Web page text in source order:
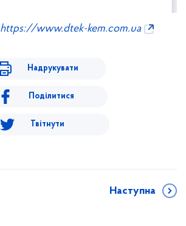
https://www.dtek-kem.com.ua
Надрукувати
Поділитися
Твітнути
Наступна